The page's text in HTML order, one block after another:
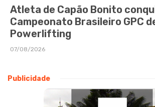
Atleta de Capão Bonito
Campeonato Brasileiro GPC
Powerlifting
07/08/2026
Publicidade